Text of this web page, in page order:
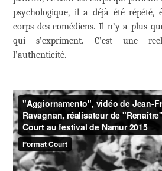
psychologique, il a déjà été répété,
corps des comédiens. Il n’y a plus
qui s’expriment. C’est une
l’authenticité.